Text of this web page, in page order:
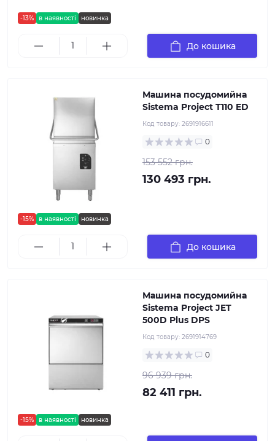
-13% в наявності новинка
До кошика
-15% в наявності новинка
Машина посудомийна
Sistema Project Т110 ED
Код товару: 2691916611
0
153 552 грн.
130 493 грн.
До кошика
-15% в наявності новинка
Машина посудомийна
Sistema Project JET
500D Plus DPS
Код товару: 2691914769
0
96 939 грн.
82 411 грн.